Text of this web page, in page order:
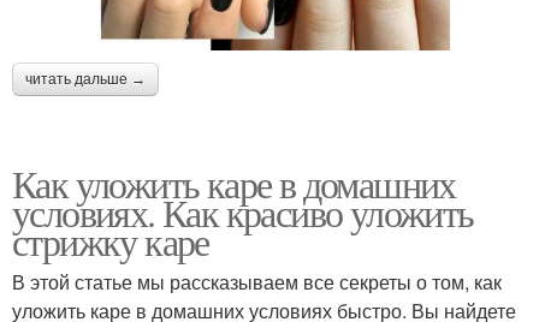
читать дальше →
Как уложить каре в домашних
условиях. Как красиво уложить
стрижку каре
В этой статье мы рассказываем все секреты о том, как
уложить каре в домашних условиях быстро. Вы найдете